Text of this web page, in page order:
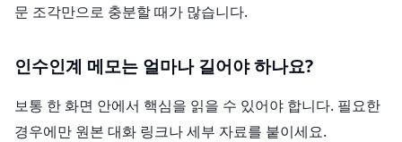
문 조각만으로 충분할 때가 많습니다.
인수인계 메모는 얼마나 길어야 하나요?
보통 한 화면 안에서 핵심을 읽을 수 있어야 합니다. 필요한
경우에만 원본 대화 링크나 세부 자료를 붙이세요.